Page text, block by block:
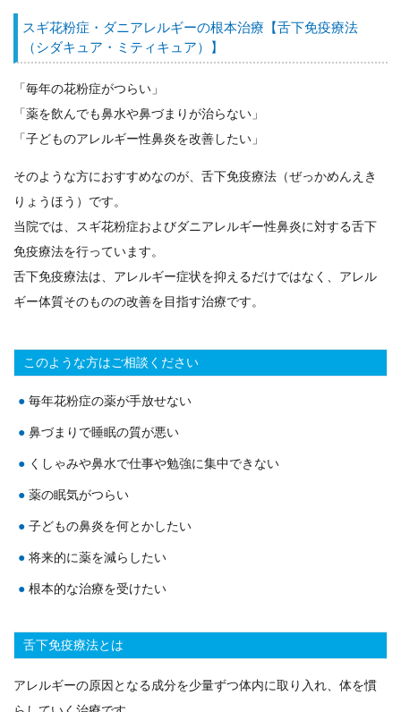
スギ花粉症・ダニアレルギーの根本治療【舌下免疫療法
（シダキュア・ミティキュア）】
「毎年の花粉症がつらい」
「薬を飲んでも鼻水や鼻づまりが治らない」
「子どものアレルギー性鼻炎を改善したい」
そのような方におすすめなのが、舌下免疫療法（ぜっかめんえき
りょうほう）です。
当院では、スギ花粉症およびダニアレルギー性鼻炎に対する舌下
免疫療法を行っています。
舌下免疫療法は、アレルギー症状を抑えるだけではなく、アレル
ギー体質そのものの改善を目指す治療です。
このような方はご相談ください
毎年花粉症の薬が手放せない
鼻づまりで睡眠の質が悪い
くしゃみや鼻水で仕事や勉強に集中できない
薬の眠気がつらい
子どもの鼻炎を何とかしたい
将来的に薬を減らしたい
根本的な治療を受けたい
舌下免疫療法とは
アレルギーの原因となる成分を少量ずつ体内に取り入れ、体を慣